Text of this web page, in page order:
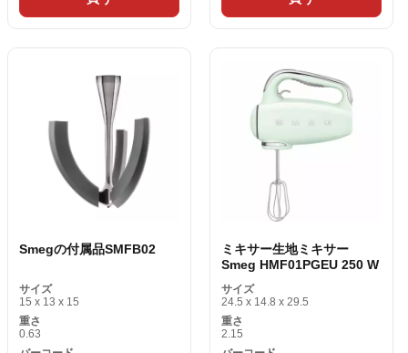
Smegの付属品SMFB02
サイズ
15 x 13 x 15
重さ
0.63
ミキサー生地ミキサー
Smeg HMF01PGEU 250 W
サイズ
24.5 x 14.8 x 29.5
重さ
2.15